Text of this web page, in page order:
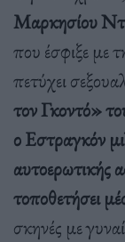
Μαρκησίου
που έσφιξε με
πετύχει
τον Γκοντό»
ο Εστραγκόν
αυτοερωτικής
τοποθετήσει
σκηνές με